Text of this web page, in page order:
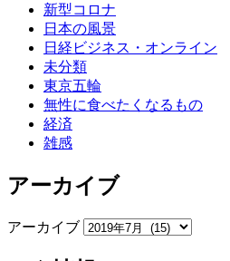
新型コロナ
日本の風景
日経ビジネス・オンライン
未分類
東京五輪
無性に食べたくなるもの
経済
雑感
アーカイブ
アーカイブ